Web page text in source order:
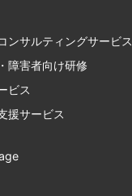
ンサルティングサービス
障害者向け研修
ビス
援サービス